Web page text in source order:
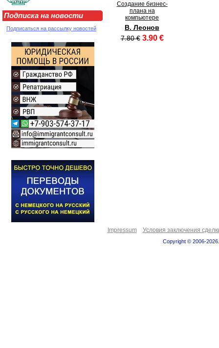
Подписка на новости
Подписаться на рассылку новостей
Создание бизнес-
плана на
компьютере
В. Леонов
7.80 € 3.90 €
Impressum Условия заключения
Copyright © 2006-